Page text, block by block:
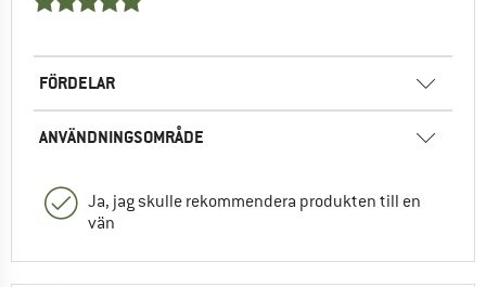
FÖRDELAR
ANVÄNDNINGSOMRÅDE
Ja, jag skulle rekommendera produkten till en
vän